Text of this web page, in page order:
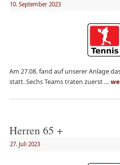
10. September 2023
Am 27.08. fand auf unserer Anlage
statt. Sechs Teams traten zuerst …
Herren 65 +
27. Juli 2023